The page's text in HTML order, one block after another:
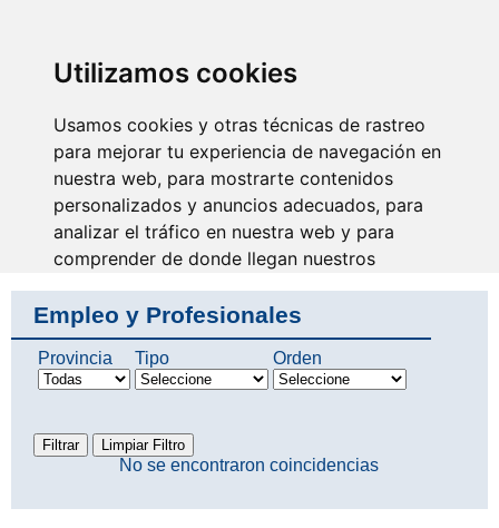
Utilizamos cookies
Usamos cookies y otras técnicas de rastreo
para mejorar tu experiencia de navegación en
nuestra web, para mostrarte contenidos
personalizados y anuncios adecuados, para
analizar el tráfico en nuestra web y para
comprender de donde llegan nuestros
visitantes.
Aceptar
Rechazar
Se escucha nuestra voz y
avanza nuestra profesión
Empleo y Profesionales
Provincia Tipo Orden
No se encontraron coincidencias